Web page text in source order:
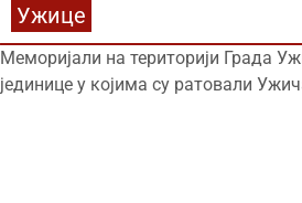
Ужице
Меморијали на територији Града
јединице у којима су ратовали